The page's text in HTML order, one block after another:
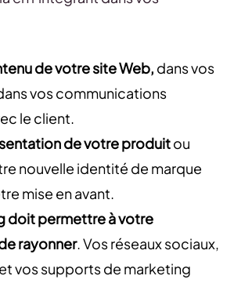
de votre site Web, dans vos
vos communications
le client.
de votre produitou
nouvelle identité de marque
mise en avant.
doit permettre à votre
rayonner. Vos réseaux sociaux,
vos supports de marketing